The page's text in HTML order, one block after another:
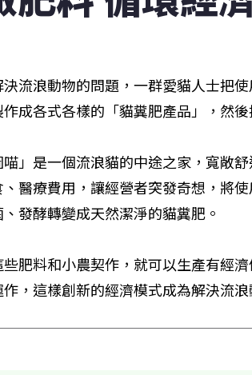
流浪動物的問題，一群愛貓人士把
成各式各樣的「貓糞肥產品」，然
喵」是一個流浪貓的中途之家，寬敞
、醫療費用，讓經營者突發奇想，將
發酵轉變成天然潔淨的貓糞肥。
肥料和小農契作，就可以生產有經
，這樣創新的經濟模式成為解決流